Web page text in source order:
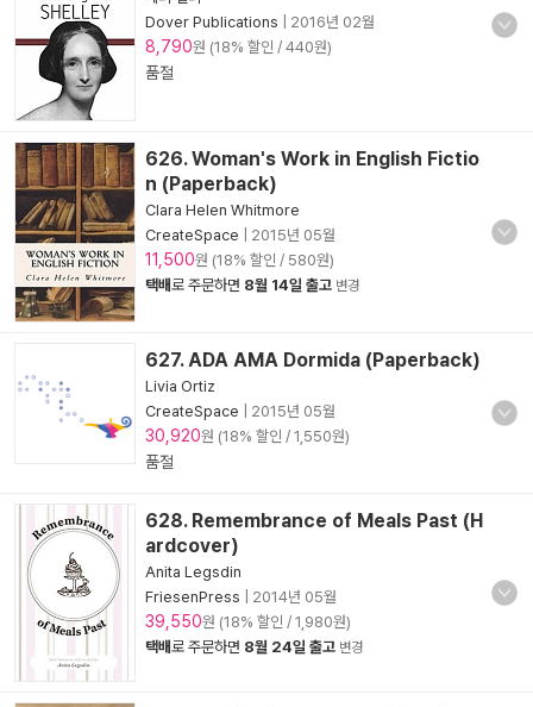
Dover Publications
2016년 02월
8,790원 (18% 할인 / 440원)
품절
626. Woman's Work in English Fictio
n (Paperback)
Clara Helen Whitmore
CreateSpace
2015년 05월
11,500원 (18% 할인 / 580원)
택배로 주문하면 8월 14일 출고 변경
627. ADA AMA Dormida (Paperback)
Livia Ortiz
CreateSpace
2015년 05월
30,920원 (18% 할인 / 1,550원)
품절
628. Remembrance of Meals Past (H
ardcover)
Anita Legsdin
FriesenPress
2014년 05월
39,550원 (18% 할인 / 1,980원)
택배로 주문하면 8월 24일 출고 변경